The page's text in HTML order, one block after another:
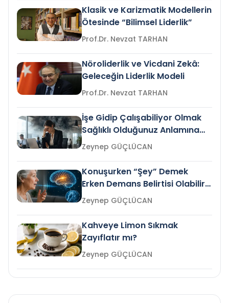
Klasik ve Karizmatik Modellerin
Ötesinde “Bilimsel Liderlik”
Prof.Dr. Nevzat TARHAN
Nöroliderlik ve Vicdani Zekâ:
Geleceğin Liderlik Modeli
Prof.Dr. Nevzat TARHAN
İşe Gidip Çalışabiliyor Olmak
Sağlıklı Olduğunuz Anlamına
Gelir mi?Zeynep GÜÇLÜCAN
Konuşurken “Şey” Demek
Erken Demans Belirtisi Olabilir
mi?
Zeynep GÜÇLÜCAN
Kahveye Limon Sıkmak
Zayıflatır mı?
Zeynep GÜÇLÜCAN